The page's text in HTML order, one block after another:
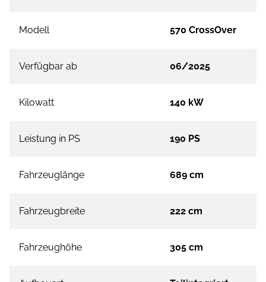
Modell 570 CrossOver
Verfügbar ab 06/2025
Kilowatt 140 kW
Leistung in PS 190 PS
Fahrzeuglänge 689 cm
Fahrzeugbreite 222 cm
Fahrzeughöhe 305 cm